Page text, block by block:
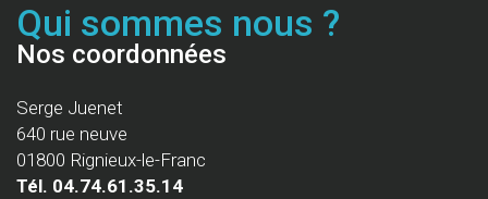
Qui sommes nous ?
Nos coordonnées
Serge Juenet
640 rue neuve
01800 Rignieux-le-Franc
Tél. 04.74.61.35.14